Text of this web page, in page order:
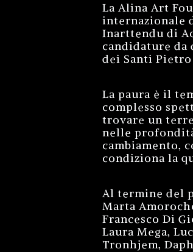
La Alina Art
internazionale
Inarttendu di
candidature da
dei Santi Pietro
La paura è il
complesso
trovare un
nelle
cambiamento,
condiziona la
Al termine del
Marta
Francesco Di
Laura Mega,
Tronhjem,